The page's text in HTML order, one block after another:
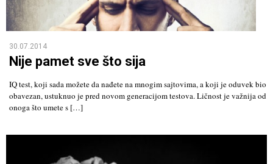
30.07.2014
Nije pamet sve što sija
IQ test, koji sada možete da nađete na mnogim sajtovima, a koji je oduvek bio
obavezan, ustuknuo je pred novom generacijom testova. Ličnost je važnija od
onoga što umete s […]